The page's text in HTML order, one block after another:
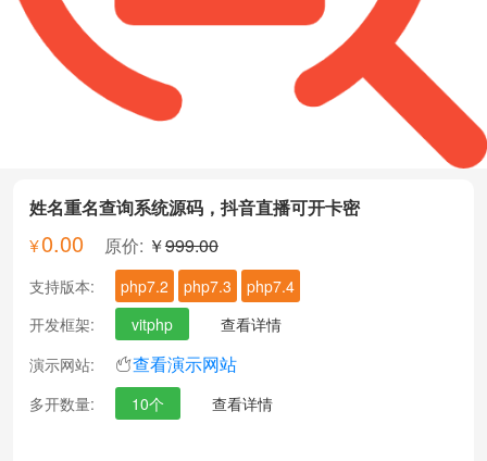
姓名重名查询系统源码，抖音直播可开卡密
0.00 原价: ￥999.00
支持版本: php7.2 php7.3
php7.4
开发框架:
vitphp
查看详情
演示网站:
查看演示网站
多开数量: 10个 查看详情